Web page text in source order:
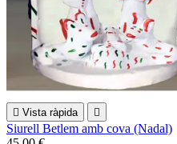
 Vista ràpida 
Siurell Betlem amb cova (Nadal)